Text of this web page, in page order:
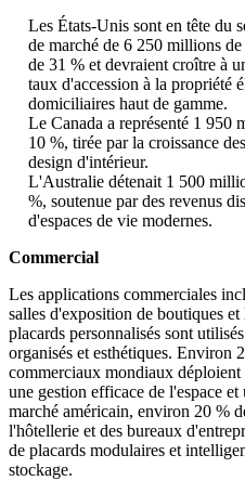
Les États-Unis sont en tête du
de marché de 6 250 millions
de 31 % et devraient croître à
taux d'accession à la propriété
domiciliaires haut de gamme.
Le Canada a représenté 1 950
10 %, tirée par la croissance
design d'intérieur.
L'Australie détenait 1 500
%, soutenue par des revenus
d'espaces de vie modernes.
Commercial
Les applications commerciales
salles d'exposition de boutiques
placards personnalisés sont
organisés et esthétiques. Environ
commerciaux mondiaux déploient
une gestion efficace de l'espace
marché américain, environ 20 %
l'hôtellerie et des bureaux
de placards modulaires et
stockage.